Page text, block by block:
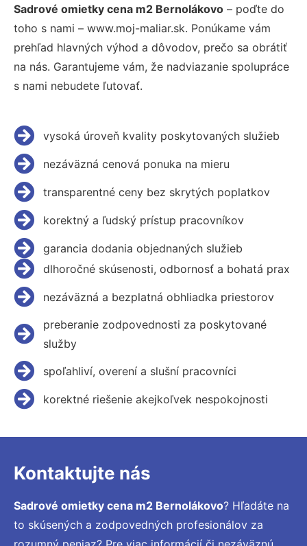
Sadrové omietky cena m2 Bernolákovo – poďte do
toho s nami – www.moj-maliar.sk. Ponúkame vám
prehľad hlavných výhod a dôvodov, prečo sa obrátiť
na nás. Garantujeme vám, že nadviazanie spolupráce
s nami nebudete ľutovať.
vysoká úroveň kvality poskytovaných služieb
nezáväzná cenová ponuka na mieru
transparentné ceny bez skrytých poplatkov
korektný a ľudský prístup pracovníkov
garancia dodania objednaných služieb
dlhoročné skúsenosti, odbornosť a bohatá prax
nezáväzná a bezplatná obhliadka priestorov
preberanie zodpovednosti za poskytované
služby
spoľahliví, overení a slušní pracovníci
korektné riešenie akejkoľvek nespokojnosti
Kontaktujte nás
Sadrové omietky cena m2 Bernolákovo? Hľadáte na
to skúsených a zodpovedných profesionálov za